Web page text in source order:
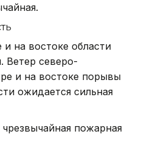
на востоке области
Ветер северо-
и на востоке порывы
ожидается сильная
пожарная